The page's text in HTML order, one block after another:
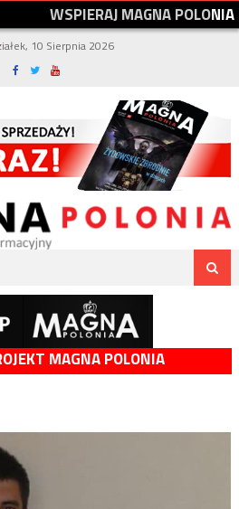
WSPIERAJMAGNAPOLONIA
10 Sierpnia 2026
MAGNA POLONIA